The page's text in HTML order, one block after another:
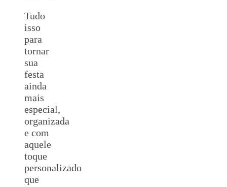
Tudo
isso
para
tornar
sua
festa
ainda
mais
especial,
organizada
e com
aquele
toque
personalizado
que